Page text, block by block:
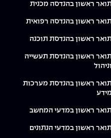
תואר ראשון בהנדסה מכנית
תואר ראשון בהנדסה רפואית
תואר ראשון בהנדסת תוכנה
תואר ראשון בהנדסת תעשייה
וניהול
תואר ראשון בהנדסת מערכות
מידע
תואר ראשון במדעי המחשב
תואר ראשון במדעי הנתונים